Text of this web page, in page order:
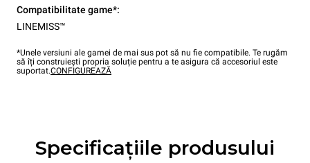
Compatibilitate game*:
LINEMISS™
*Unele versiuni ale gamei de mai sus pot să nu fie compatibile. Te rugăm
să îți construiești propria soluție pentru a te asigura că accesoriul este
suportat.CONFIGUREAZĂ
Specificațiile produsului